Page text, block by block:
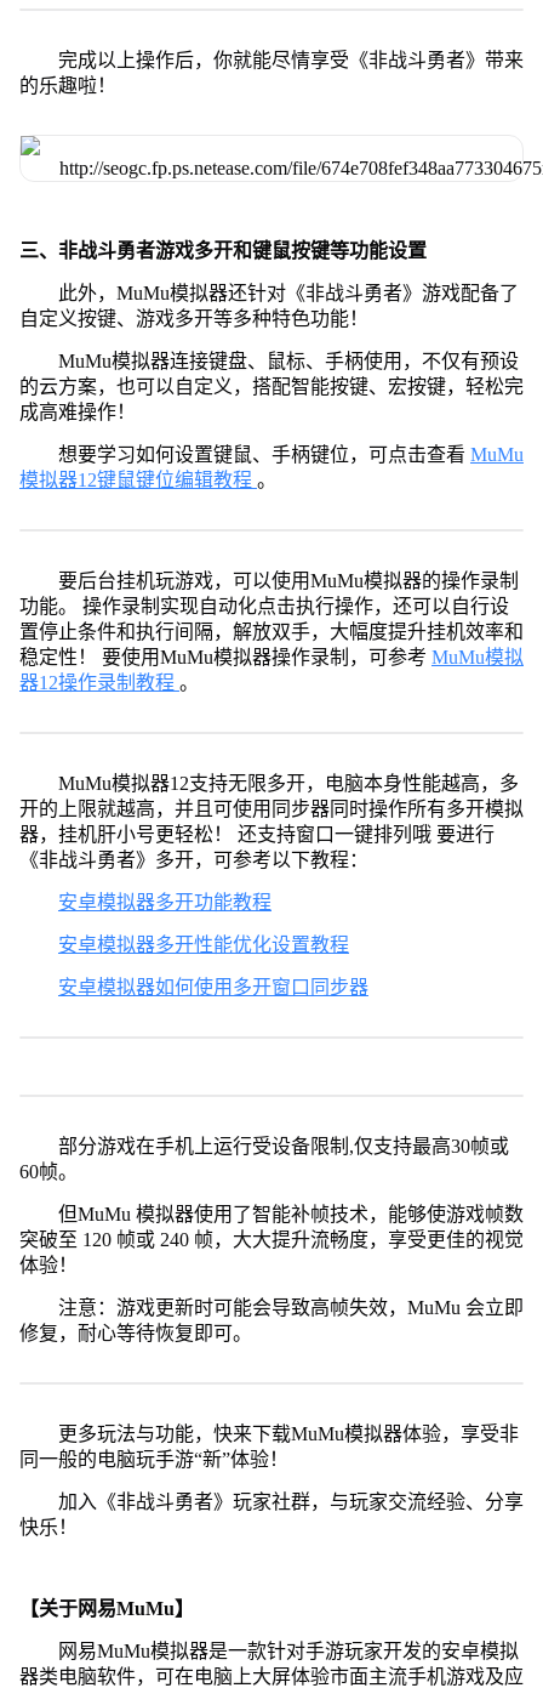
完成以上操作后，你就能尽情享受《非战斗勇者》带来
的乐趣啦！
三、非战斗勇者游戏多开和键鼠按键等功能设置
此外，MuMu模拟器还针对《非战斗勇者》游戏配备了
自定义按键、游戏多开等多种特色功能！
MuMu模拟器连接键盘、鼠标、手柄使用，不仅有预设
的云方案，也可以自定义，搭配智能按键、宏按键，轻松完
成高难操作！
想要学习如何设置键鼠、手柄键位，可点击查看 MuMu
模拟器12键鼠键位编辑教程 。
要后台挂机玩游戏，可以使用MuMu模拟器的操作录制
功能。 操作录制实现自动化点击执行操作，还可以自行设
置停止条件和执行间隔，解放双手，大幅度提升挂机效率和
稳定性！ 要使用MuMu模拟器操作录制，可参考 MuMu模拟
器12操作录制教程 。
MuMu模拟器12支持无限多开，电脑本身性能越高，多
开的上限就越高，并且可使用同步器同时操作所有多开模拟
器，挂机肝小号更轻松！ 还支持窗口一键排列哦 要进行
《非战斗勇者》多开，可参考以下教程：
安卓模拟器多开功能教程
安卓模拟器多开性能优化设置教程
安卓模拟器如何使用多开窗口同步器
部分游戏在手机上运行受设备限制,仅支持最高30帧或
60帧。
但MuMu 模拟器使用了智能补帧技术，能够使游戏帧数
突破至 120 帧或 240 帧，大大提升流畅度，享受更佳的视觉
体验！
注意：游戏更新时可能会导致高帧失效，MuMu 会立即
修复，耐心等待恢复即可。
更多玩法与功能，快来下载MuMu模拟器体验，享受非
同一般的电脑玩手游“新”体验！
加入《非战斗勇者》玩家社群，与玩家交流经验、分享
快乐！
【关于网易MuMu】
网易MuMu模拟器是一款针对手游玩家开发的安卓模拟
器类电脑软件，可在电脑上大屏体验市面主流手机游戏及应